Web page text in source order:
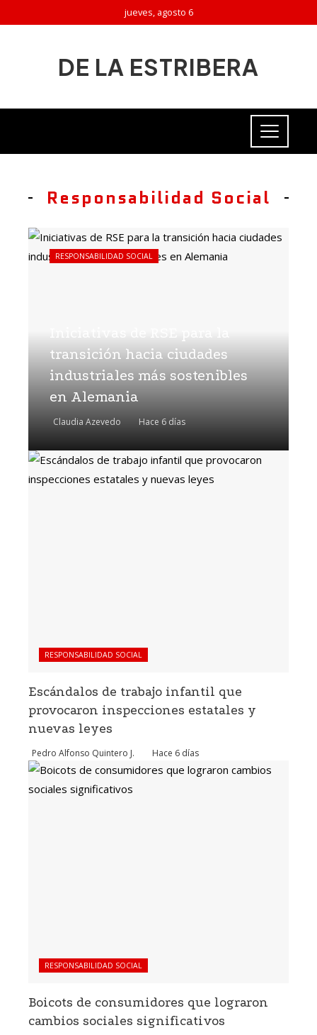
jueves, agosto 6
DE LA ESTRIBERA
Responsabilidad Social
transición hacia ciudades
industriales más sostenibles
en Alemania
Claudia Azevedo Hace 6 días
RESPONSABILIDAD SOCIAL
RESPONSABILIDAD SOCIAL
Escándalos de trabajo infantil que
provocaron inspecciones estatales y
nuevas leyes
Pedro Alfonso Quintero J. Hace 6 días
RESPONSABILIDAD SOCIAL
Boicots de consumidores que lograron
cambios sociales significativos